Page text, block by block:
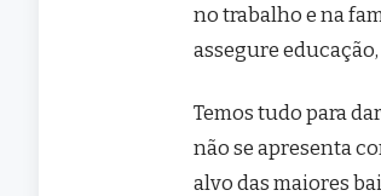
no trabalho e na
assegure
Temos tudo para
não se apresenta
alvo das maiores